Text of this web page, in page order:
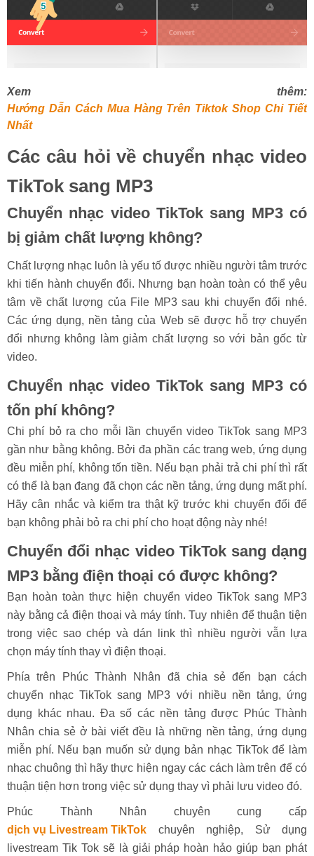
Xem thêm:
Hướng Dẫn Cách Mua Hàng Trên Tiktok Shop Chi Tiết
Nhất
Các câu hỏi về chuyển nhạc video
TikTok sang MP3
Chuyển nhạc video TikTok sang MP3 có
bị giảm chất lượng không?
Chất lượng nhạc luôn là yếu tố được nhiều người tâm trước
khi tiến hành chuyển đổi. Nhưng bạn hoàn toàn có thể yêu
tâm về chất lượng của File MP3 sau khi chuyển đổi nhé.
Các ứng dụng, nền tảng của Web sẽ được hỗ trợ chuyển
đổi nhưng không làm giảm chất lượng so với bản gốc từ
video.
Chuyển nhạc video TikTok sang MP3 có
tốn phí không?
Chi phí bỏ ra cho mỗi lần chuyển video TikTok sang MP3
gần như bằng không. Bởi đa phần các trang web, ứng dụng
đều miễn phí, không tốn tiền. Nếu bạn phải trả chi phí thì rất
có thể là bạn đang đã chọn các nền tảng, ứng dụng mất phí.
Hãy cân nhắc và kiểm tra thật kỹ trước khi chuyển đổi để
bạn không phải bỏ ra chi phí cho hoạt động này nhé!
Chuyển đổi nhạc video TikTok sang dạng
MP3 bằng điện thoại có được không?
Bạn hoàn toàn thực hiện chuyển video TikTok sang MP3
này bằng cả điện thoại và máy tính. Tuy nhiên để thuận tiện
trong việc sao chép và dán link thì nhiều người vẫn lựa
chọn máy tính thay vì điện thoại.
Phía trên Phúc Thành Nhân đã chia sẻ đến bạn cách
chuyển nhạc TikTok sang MP3 với nhiều nền tảng, ứng
dụng khác nhau. Đa số các nền tảng được Phúc Thành
Nhân chia sẻ ở bài viết đều là những nền tảng, ứng dụng
miễn phí. Nếu bạn muốn sử dụng bản nhạc TikTok để làm
nhạc chuông thì hãy thực hiện ngay các cách làm trên để có
thuận tiện hơn trong việc sử dụng thay vì phải lưu video đó.
Phúc Thành Nhân chuyên cung cấp
dịch vụ Livestream TikTok chuyên nghiệp, Sử dụng
livestream Tik Tok sẽ là giải pháp hoàn hảo giúp bạn phát